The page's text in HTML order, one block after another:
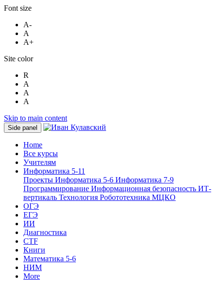
Font size
A-
A
A+
Site color
R
A
A
A
Skip to main content
Side panel
Home
Все курсы
Учителям
Информатика 5-11
Проекты Информатика 5-6 Информатика 7-9
Программирование Информационная безопасность ИТ-
вертикаль Технология Робототехника МЦКО
ОГЭ
ЕГЭ
ИИ
Диагностика
CTF
Книги
Математика 5-6
НИМ
More